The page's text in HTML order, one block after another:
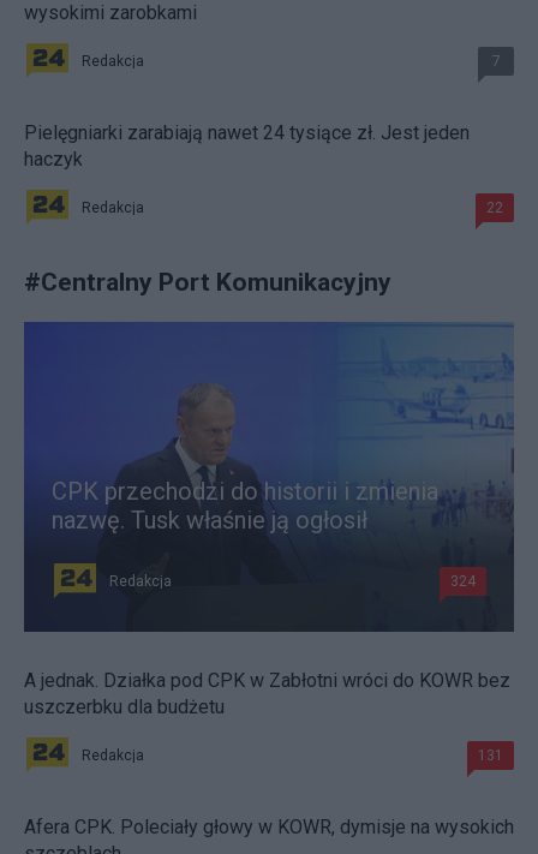
wysokimi zarobkami
Redakcja 7
Pielęgniarki zarabiają nawet 24 tysiące zł. Jest jeden
haczyk
Redakcja 22
#Centralny Port Komunikacyjny
CPK przechodzi do historii i zmienia
nazwę. Tusk właśnie ją ogłosił
Redakcja 324
A jednak. Działka pod CPK w Zabłotni wróci do KOWR bez
uszczerbku dla budżetu
Redakcja 131
Afera CPK. Poleciały głowy w KOWR, dymisje na wysokich